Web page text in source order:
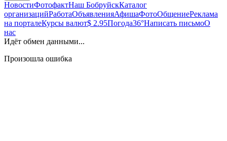
НовостиФотофактНаш БобруйскКаталог
организацийРаботаОбъявленияАфишаФотоОбщениеРеклама
на порталеКурсы валют$ 2.95Погода36°Написать письмоО
нас
Идёт обмен данными...
Произошла ошибка